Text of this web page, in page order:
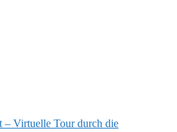
– Virtuelle Tour durch die